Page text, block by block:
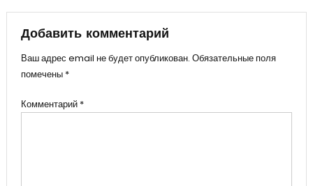
записям
Добавить комментарий
Ваш адрес email не будет опубликован. Обязательные поля
помечены *
Комментарий *